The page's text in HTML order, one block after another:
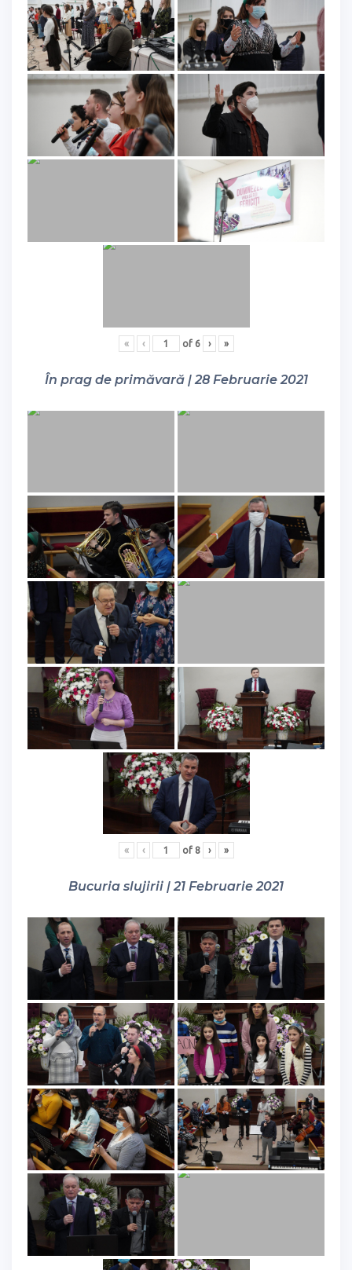
« ‹ of 6 › »
În prag de primăvară | 28 Februarie 2021
« ‹ of 8 › »
Bucuria slujirii | 21 Februarie 2021